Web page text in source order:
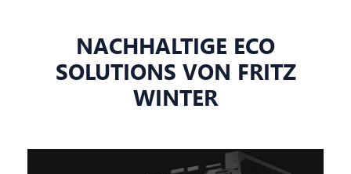
NACHHALTIGE ECO
SOLUTIONS VON FRITZ
WINTER